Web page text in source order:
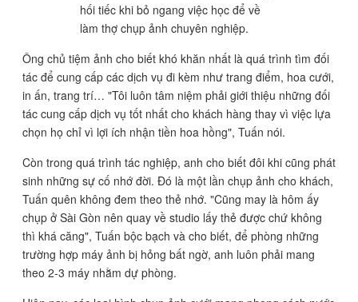
hối tiếc khi bỏ ngang việc học để về
làm thợ chụp ảnh chuyên nghiệp.
Ông chủ tiệm ảnh cho biết khó khăn nhất là quá trình tìm đối
tác để cung cấp các dịch vụ đi kèm như trang điểm, hoa cưới,
in ấn, trang trí… "Tôi luôn tâm niệm phải giới thiệu những đối
tác cung cấp dịch vụ tốt nhất cho khách hàng thay vì việc lựa
chọn họ chỉ vì lợi ích nhận tiền hoa hồng", Tuấn nói.
Còn trong quá trình tác nghiệp, anh cho biết đôi khi cũng phát
sinh những sự cố nhớ đời. Đó là một lần chụp ảnh cho khách,
Tuấn quên không đem theo thẻ nhớ. "Cũng may là hôm ấy
chụp ở Sài Gòn nên quay về studio lấy thẻ được chứ không
thì khá căng", Tuấn bộc bạch và cho biết, để phòng những
trường hợp máy ảnh bị hỏng bất ngờ, anh luôn phải mang
theo 2-3 máy nhằm dự phòng.